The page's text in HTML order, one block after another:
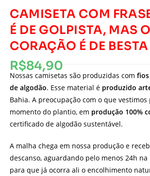
CAMISETA COM
É DE GOLPISTA, MAS O
CORAÇÃO É DE BESTA
R$84,90
Nossas camisetas são produzidas com
de algodão. Esse material é produzido
Bahia. A preocupação com o que
momento do plantio, em produção 100%
certificado de algodão sustentável.
A malha chega em nossa produção e
descanso, aguardando pelo menos 24h na
para que já ocorra ali o encolhimento